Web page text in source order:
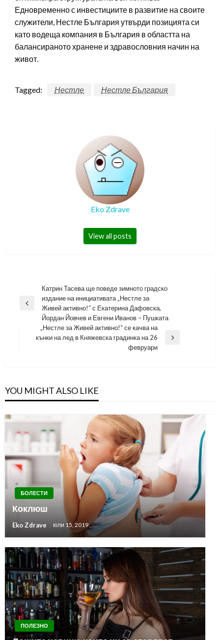
Едновременно с инвестициите в развитие на своите
служители, Нестле България утвърди позицията си
като водеща компания в България в областта на
балансираното хранене и здравословния начин на
живот.
Tagged: Нестле Нестле България
Eko Zdrave
View all posts
Навигация
Previous
Катрин Тасева ще поведе зимното градско
издание на инициативата „Нестле за
Живей активно!“ с Екатерина Дафовска,
Йордан Йовчев и Евгени Иванов – Пушката
Next
„Нестле за Живей активно!“ се качва на
кънки на лед в Княжевска градинка на 26
февруари
YOU MIGHT ALSO LIKE
БОЛЕСТИ
Коклюш
Eko Zdrave юли 15, 2019
ПОЛЕЗНО